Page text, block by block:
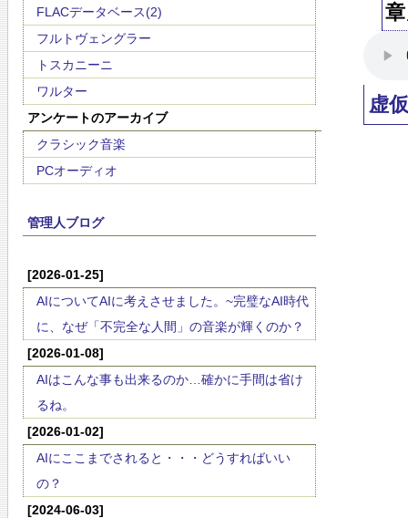
FLACデータベース(2)
フルトヴェングラー
トスカニーニ
ワルター
アンケートのアーカイブ
クラシック音楽
PCオーディオ
管理人ブログ
[2026-01-25]
AIについてAIに考えさせました。~完璧なAI時代
に、なぜ「不完全な人間」の音楽が輝くのか？
[2026-01-08]
AIはこんな事も出来るのか…確かに手間は省け
るね。
[2026-01-02]
AIにここまでされると・・・どうすればいい
の？
[2024-06-03]
虚